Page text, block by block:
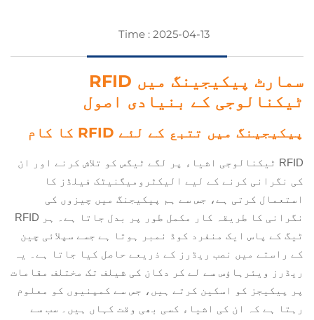
Time : 2025-04-13
سمارٹ پیکیجینگ میں RFID
ٹیکنالوجی کے بنیادی اصول
پیکیجینگ میں تتبع کے لئے RFID کا کام
RFID ٹیکنالوجی اشیاء پر لگے ٹیگس کو تلاش کرنے اور ان
کی نگرانی کرنے کے لیے الیکٹرومیگنیٹک فیلڈز کا
استعمال کرتی ہے، جس سے ہم پیکیجنگ میں چیزوں کی
نگرانی کا طریقہ کار مکمل طور پر بدل جاتا ہے۔ ہر RFID
ٹیگ کے پاس ایک منفرد کوڈ نمبر ہوتا ہے جسے سپلائی چین
کے راستے میں نصب ریڈرز کے ذریعے حاصل کیا جاتا ہے۔ یہ
ریڈرز ویئرہاؤس سے لے کر دکان کی شیلف تک مختلف مقامات
پر پیکیجز کو اسکین کرتے ہیں، جس سے کمپنیوں کو معلوم
رہتا ہے کہ ان کی اشیاء کسی بھی وقت کہاں ہیں۔ سب سے